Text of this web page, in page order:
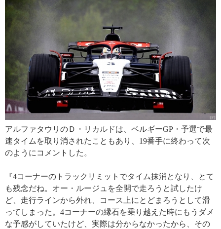
アルファタウリのＤ・リカルドは、ベルギーGP・予選で最
速タイムを取り消されたこともあり、19番手に終わって次
のようにコメントした。
『4コーナーのトラックリミットでタイム抹消となり、とて
も残念だね。オー・ルージュを全開で走ろうと試したけ
ど、走行ラインから外れ、コース上にとどまろうとして滑
ってしまった。4コーナーの縁石を乗り越えた時にもうダメ
な予感がしていたけど、実際は分からなかったから、その